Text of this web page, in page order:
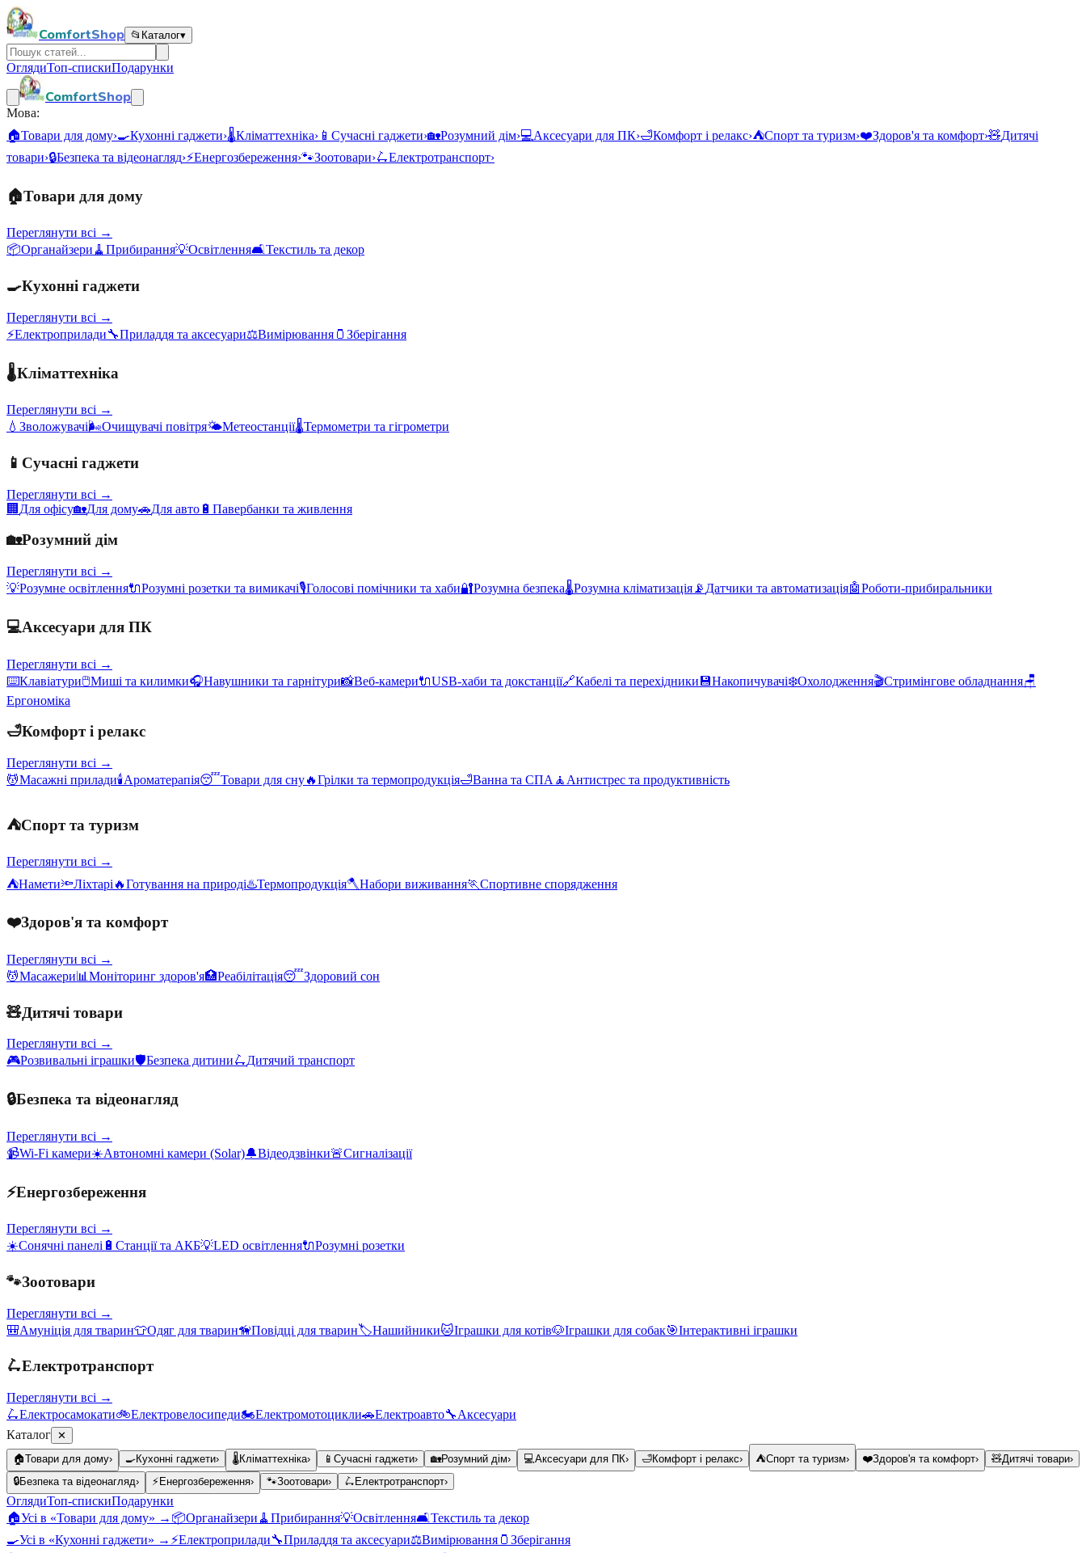
ComfortShop 📂 Каталог▾
ОглядиТоп-спискиПодарунки
ComfortShop
Мова:
🏠Товари для дому›🍳Кухонні гаджети›🌡️Кліматтехніка› 📱 Сучасні гаджети›🏡Розумний дім›💻Аксесуари для ПК›🛁Комфорт і релакс›⛺Спорт та туризм›❤️Здоров'я та комфорт›🧸Дитячі
товари›🔒Безпека та відеонагляд›⚡Енергозбереження›🐾Зоотовари›🛴Електротранспорт›
🏠Товари для дому
Переглянути всі →
📦Органайзери 🧹 Прибирання💡Освітлення🛋️Текстиль та декор
🍳Кухонні гаджети
Переглянути всі →
⚡Електроприлади🔧Приладдя та аксесуари⚖️Вимірювання 🫙 Зберігання
🌡️Кліматтехніка
Переглянути всі →
💧 Зволожувачі🌬️Очищувачі повітря🌤️Метеостанції🌡️Термометри та гігрометри
📱 Сучасні гаджети
Переглянути всі →
🏢 Для офісу🏡Для дому🚗Для авто 🔋 Павербанки та живлення
🏡Розумний дім
Переглянути всі →
💡Розумне освітлення🔌Розумні розетки та вимикачі🎙️Голосові помічники та хаби🔐Розумна безпека🌡️Розумна кліматизація 📡 Датчики та автоматизація🤖Роботи-прибиральники
💻Аксесуари для ПК
Переглянути всі →
⌨️Клавіатури🖱️Миші та килимки🎧Навушники та гарнітури📸Веб-камери🔌USB-хаби та докстанції🔗Кабелі та перехідники 💾Накопичувачі❄️Охолодження🎬Стримінгове обладнання🪑
Ергономіка
🛁Комфорт і релакс
Переглянути всі →
💆Масажні прилади🕯️Ароматерапія😴Товари для сну🔥Грілки та термопродукція🛁Ванна та СПА 🧘 Антистрес та продуктивність
⛺Спорт та туризм
Переглянути всі →
⛺Намети🔦Ліхтарі 🔥Готування на природі♨️Термопродукція🪓Набори виживання🏃Спортивне спорядження
❤️Здоров'я та комфорт
Переглянути всі →
💆Масажери📊 Моніторинг здоров'я🏥Реабілітація😴Здоровий сон
🧸Дитячі товари
Переглянути всі →
🎮Розвивальні іграшки🛡️Безпека дитини🛴Дитячий транспорт
🔒Безпека та відеонагляд
Переглянути всі →
📹Wi-Fi камери☀️Автономні камери (Solar)🔔Відеодзвінки🚨Сигналізації
⚡Енергозбереження
Переглянути всі →
☀️Сонячні панелі 🔋 Станції та АКБ💡LED освітлення🔌Розумні розетки
🐾Зоотовари
Переглянути всі →
🎒Амуніція для тварин👕Одяг для тварин🦮Повідці для тварин🏷️Нашийники🐱Іграшки для котів🐶Іграшки для собак🎯Інтерактивні іграшки
🛴Електротранспорт
Переглянути всі →
🛴Електросамокати🚲Електровелосипеди🏍️Електромотоцикли🚗Електроавто🔧Аксесуари
Каталог ✕
🏠Товари для дому› 🍳Кухонні гаджети› 🌡️Кліматтехніка› 📱 Сучасні гаджети› 🏡Розумний дім› 💻Аксесуари для ПК› 🛁Комфорт і релакс› ⛺Спорт та туризм› ❤️Здоров'я та комфорт› 🧸Дитячі товари›
🔒Безпека та відеонагляд› ⚡ Енергозбереження› 🐾Зоотовари› 🛴 Електротранспорт›
ОглядиТоп-спискиПодарунки
🏠Усі в «Товари для дому» → 📦Органайзери 🧹 Прибирання💡Освітлення🛋️Текстиль та декор
🍳Усі в «Кухонні гаджети» → ⚡Електроприлади🔧Приладдя та аксесуари⚖️Вимірювання 🫙 Зберігання